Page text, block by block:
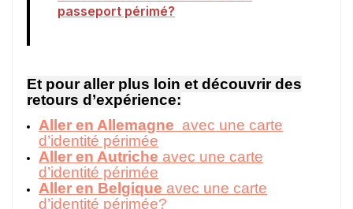
passeport périmé?
Et pour aller plus loin et découvrir des
retours d’expérience:
Aller en Allemagne avec une carte
d’identité périmée
Aller en Autriche avec une carte
d’identité périmée
Aller en Belgique avec une carte
d’identité périmée?